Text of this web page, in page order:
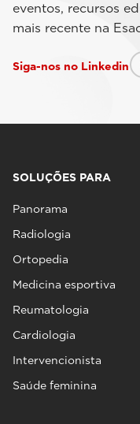
eventos, recursos
mais recente na
Siga-nos no Linkedin
SOLUÇÕES PARA
Panorama
Radiologia
Ortopedia
Medicina esportiva
Reumatologia
Cardiologia
Intervencionista
Saúde feminina